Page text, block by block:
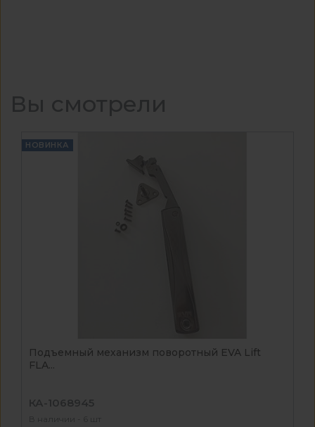
Вы смотрели
НОВИНКА
Подъемный механизм поворотный EVA Lift
FLA...
КА-1068945
В наличии - 6 шт